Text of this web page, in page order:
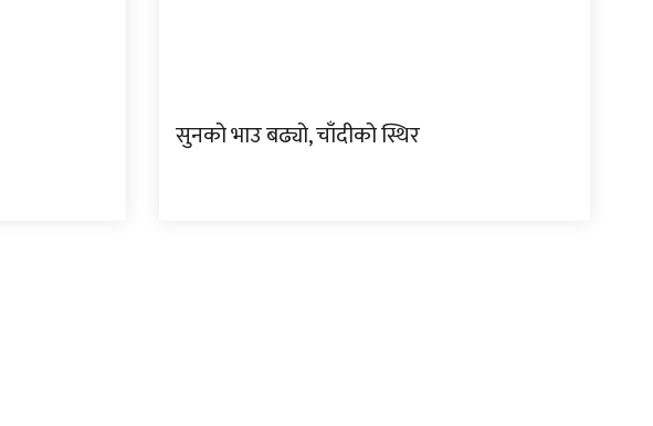
सुनको भाउ बढ्यो, चाँदीको स्थिर